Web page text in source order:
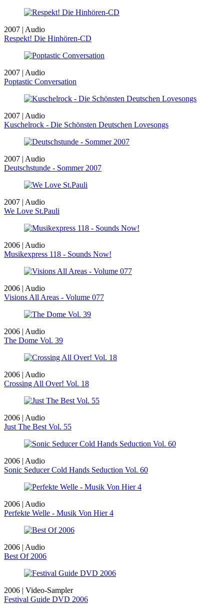
2007 | Audio
Respekt! Die Hinhören-CD
2007 | Audio
Poptastic Conversation
2007 | Audio
Kuschelrock - Die Schönsten Deutschen Lovesongs
2007 | Audio
Deutschstunde - Sommer 2007
2007 | Audio
We Love St.Pauli
2006 | Audio
Musikexpress 118 - Sounds Now!
2006 | Audio
Visions All Areas - Volume 077
2006 | Audio
The Dome Vol. 39
2006 | Audio
Crossing All Over! Vol. 18
2006 | Audio
Just The Best Vol. 55
2006 | Audio
Sonic Seducer Cold Hands Seduction Vol. 60
2006 | Audio
Perfekte Welle - Musik Von Hier 4
2006 | Audio
Best Of 2006
2006 | Video-Sampler
Festival Guide DVD 2006